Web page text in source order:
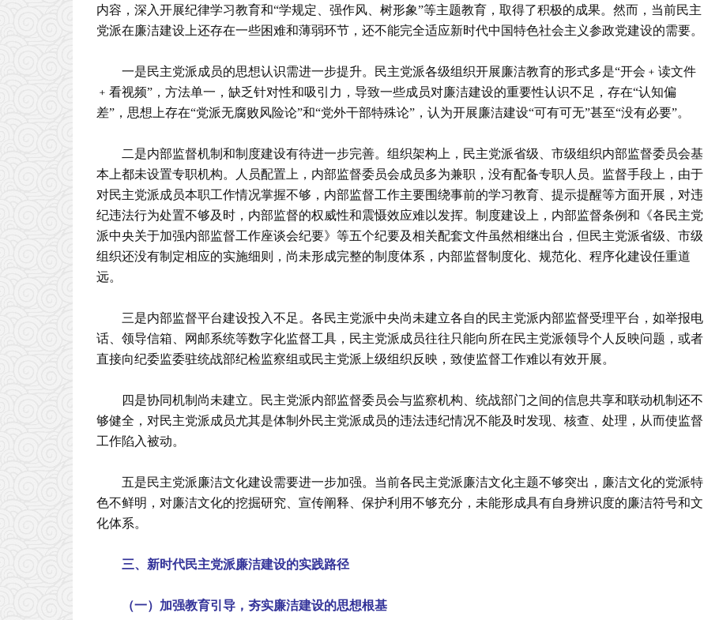
内容，深入开展纪律学习教育和“学规定、强作风、树形象”等主题教育，取得了积极的成果。然而，当前民主
党派在廉洁建设上还存在一些困难和薄弱环节，还不能完全适应新时代中国特色社会主义参政党建设的需要。
一是民主党派成员的思想认识需进一步提升。民主党派各级组织开展廉洁教育的形式多是“开会﹢读文件
﹢看视频”，方法单一，缺乏针对性和吸引力，导致一些成员对廉洁建设的重要性认识不足，存在“认知偏
差”，思想上存在“党派无腐败风险论”和“党外干部特殊论”，认为开展廉洁建设“可有可无”甚至“没有必要”。
二是内部监督机制和制度建设有待进一步完善。组织架构上，民主党派省级、市级组织内部监督委员会基
本上都未设置专职机构。人员配置上，内部监督委员会成员多为‌兼职‌，没有配备专职人员。监督手段上，由于
对民主党派成员本职工作情况掌握不够，内部监督工作主要围绕事前的学习教育、提示提醒等方面开展，对违
纪违法行为处置不够及时，内部监督的权威性和震慑效应难以发挥。制度建设上，内部监督条例和《各民主党
派中央关于加强内部监督工作座谈会纪要》等五个纪要及相关配套文件虽然相继出台，但民主党派省级、市级
组织还没有制定相应的实施细则，尚未形成完整的制度体系，内部监督制度化、规范化、程序化建设任重道
远。
三是内部监督平台建设投入不足。各民主党派中央尚未建立各自的民主党派内部监督受理平台，如举报电
话、领导信箱、网邮系统等数字化监督工具，民主党派成员往往只能向所在民主党派领导个人反映问题，或者
直接向纪委监委驻统战部纪检监察组或民主党派上级组织反映，致使监督工作难以有效开展。
四是协同机制尚未建立。民主党派内部监督委员会与监察机构、统战部门之间的信息共享和联动机制还不
够健全，对民主党派成员尤其是体制外民主党派成员的违法违纪情况不能及时发现、核查、处理，从而使监督
工作陷入被动。
五是民主党派廉洁文化建设需要进一步加强。当前各民主党派廉洁文化主题不够突出，廉洁文化的党派特
色不鲜明，对廉洁文化的挖掘研究、宣传阐释、保护利用不够充分，未能形成具有自身辨识度的廉洁符号和文
化体系。
三、新时代民主党派廉洁建设的实践路径
（一）加强教育引导，夯实廉洁建设的思想根基